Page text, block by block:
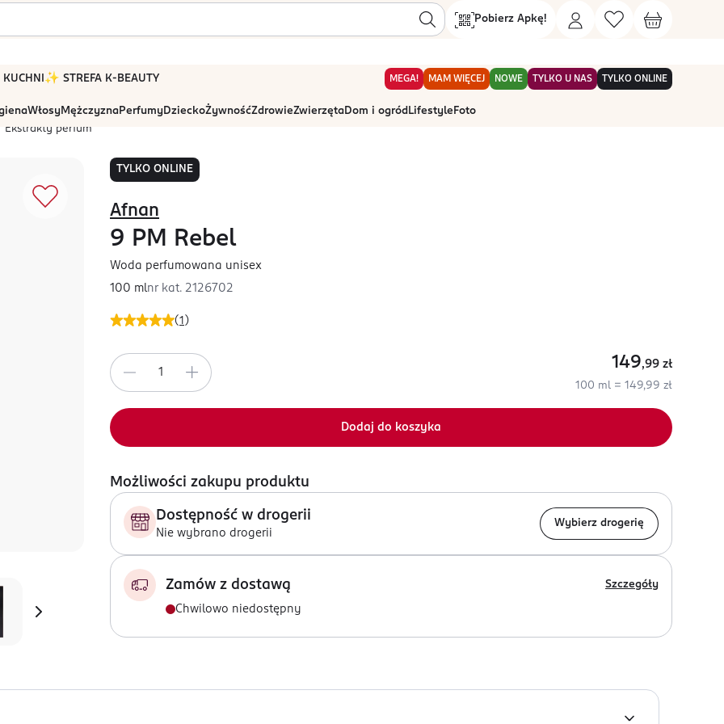
Pobierz Apkę!
KUCHNI ✨ STREFA K-BEAUTY MEGA! MAM WIĘCEJ NOWE TYLKO U NAS TYLKO ONLINE
WłosyMężczyznaPerfumyDzieckoŻywnośćZdrowieZwierzętaDom i ogród Lifestyle Foto
Ekstrakty perfum
TYLKO ONLINE
(1 )
Afnan
9 PM Rebel
Woda perfumowana unisex
100 mlnr kat. 2126702
149,99 zł
100 ml = 149,99 zł
Dodaj do koszyka
Możliwości zakupu produktu
Dostępność w drogerii
Nie wybrano drogerii
Wybierz drogerię
Zamów z dostawą Szczegóły
Chwilowo niedostępny